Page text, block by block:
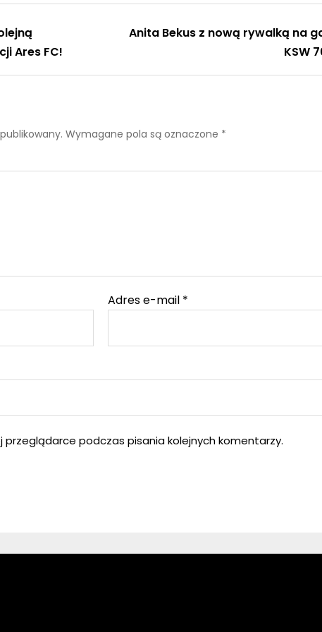
Ares FC!
Anita Bekus z nową rywalką na
KSW
Wymagane pola są oznaczone *
Adres e-mail *
podczas pisania kolejnych komentarzy.